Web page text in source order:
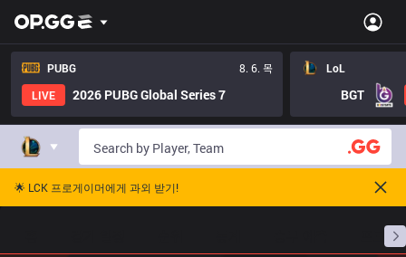
PUBG
8. 6. 목
LIVE
2026 PUBG Global Series 7
LoL
BGT
🌟 LCK 프로게이머에게 과외 받기!
프로빌